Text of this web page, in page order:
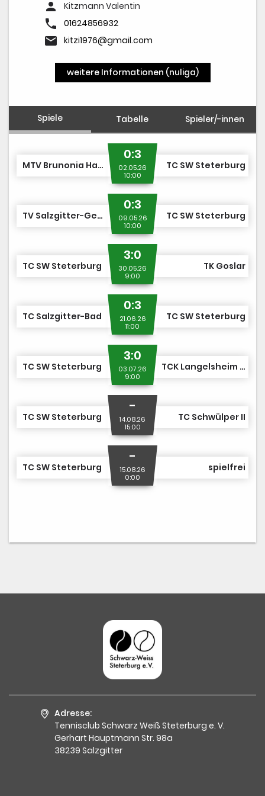
person Kitzmann Valentin
phone 01624856932
email kitzi1976@gmail.com
weitere Informationen (nuliga)
Spiele Tabelle Spieler/-innen
MTV Brunonia Harlingerode TA
0:3
02.05.26
10:00
TC SW Steterburg
TV Salzgitter-Gebhardshagen
0:3
09.05.26
10:00
TC SW Steterburg
TC SW Steterburg
3:0
30.05.26
9:00
TK Goslar
TC Salzgitter-Bad
0:3
21.06.26
11:00
TC SW Steterburg
TC SW Steterburg
3:0
03.07.26
9:00
TCK Langelsheim e.V.
TC SW Steterburg
-
14.08.26
15:00
TC Schwülper II
TC SW Steterburg
-
15.08.26
0:00
spielfrei
Adresse:
Tennisclub Schwarz Weiß Steterburg e. V.
Gerhart Hauptmann Str. 98a
38239 Salzgitter